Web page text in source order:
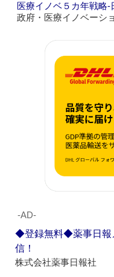
医療イノベ５カ年戦略
政府・医療イノベーシ
‐AD‐
◆登録無料◆薬事日報
信！
株式会社薬事日報社